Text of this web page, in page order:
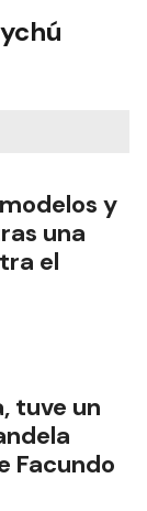
y
una
el
tuve un
Facundo